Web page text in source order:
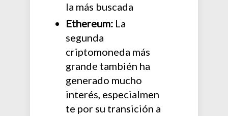
la más buscada
Ethereum: La
segunda
criptomoneda más
grande también ha
generado mucho
interés, especialmen
te por su transición a